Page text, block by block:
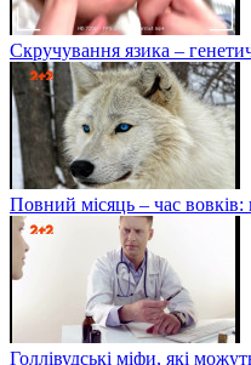
Скручування язика –
Повний місяць – час вовків:
Голлівудські міфи, які